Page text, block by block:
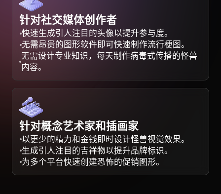
针对社交媒体创作者
快速生成引人注目的头像以提升参与度。
无需昂贵的图形软件即可快速制作流行梗图。
无需设计专业知识，每天制作病毒式传播的怪兽
内容。
针对概念艺术家和插画家
以更少的精力和金钱即时设计怪兽视觉效果。
生成引人注目的吉祥物以提升品牌标识。
为多个平台快速创建恐怖的促销图形。